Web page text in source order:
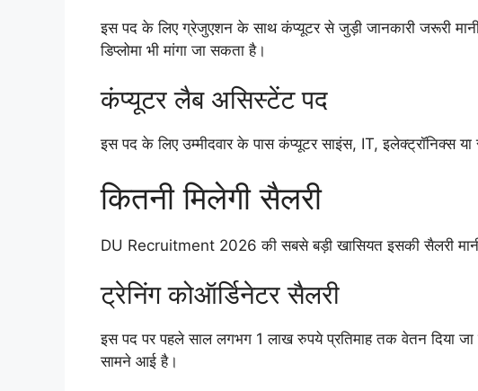
इस पद के लिए ग्रेजुएशन के साथ कंप्यूटर से जुड़ी जानकारी जरूरी
डिप्लोमा भी मांगा जा सकता है।
कंप्यूटर लैब असिस्टेंट पद
इस पद के लिए उम्मीदवार के पास कंप्यूटर साइंस, IT, इलेक्ट्रॉनिक्स या
कितनी मिलेगी सैलरी
DU Recruitment 2026 की सबसे बड़ी खासियत इसकी सैलरी मानी
ट्रेनिंग कोऑर्डिनेटर सैलरी
इस पद पर पहले साल लगभग 1 लाख रुपये प्रतिमाह तक वेतन दिया जा
सामने आई है।